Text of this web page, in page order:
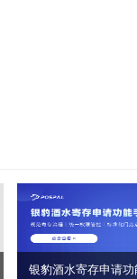
银豹酒水寄存申请功